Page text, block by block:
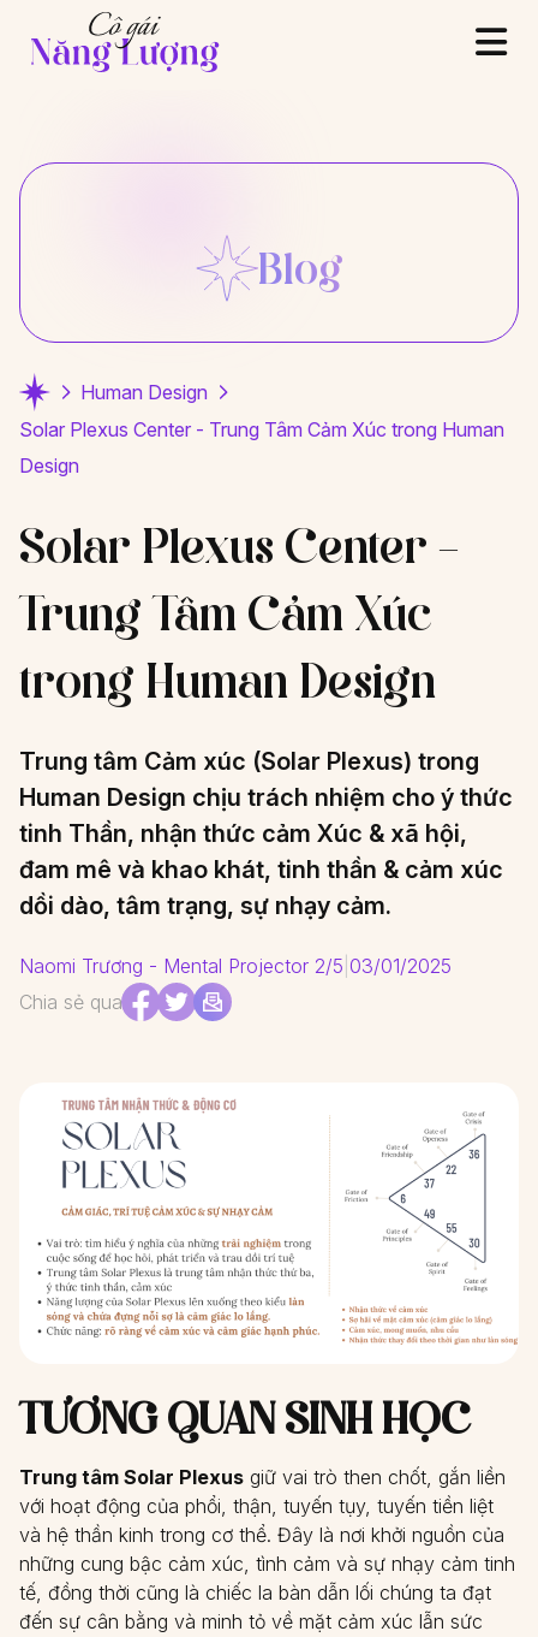
Blog
Human Design
Solar Plexus Center - Trung Tâm Cảm Xúc trong Human
Design
Solar Plexus Center –
Trung Tâm Cảm Xúc
trong Human Design
Trung tâm Cảm xúc (Solar Plexus) trong
Human Design chịu trách nhiệm cho ý thức
tinh Thần, nhận thức cảm Xúc & xã hội,
đam mê và khao khát, tinh thần & cảm xúc
dồi dào, tâm trạng, sự nhạy cảm.
Naomi Trương - Mental Projector 2/5 03/01/2025
Chia sẻ qua
TƯƠNG QUAN SINH HỌC
Trung tâm Solar Plexus giữ vai trò then chốt, gắn liền
với hoạt động của phổi, thận, tuyến tụy, tuyến tiền liệt
và hệ thần kinh trong cơ thể. Đây là nơi khởi nguồn của
những cung bậc cảm xúc, tình cảm và sự nhạy cảm tinh
tế, đồng thời cũng là chiếc la bàn dẫn lối chúng ta đạt
đến sự cân bằng và minh tỏ về mặt cảm xúc lẫn sức